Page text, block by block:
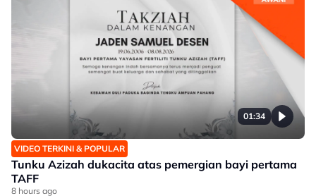
01:34
VIDEO TERKINI & POPULAR
Tunku Azizah dukacita atas pemergian bayi pertama
TAFF
8 hours ago